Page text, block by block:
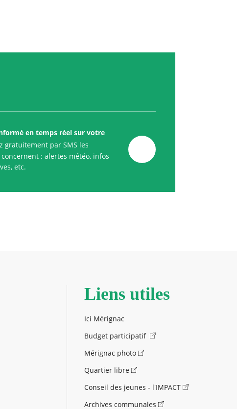
en temps réel sur votre
gratuitement par SMS les
: alertes météo, infos
etc.
Liens utiles
Ici Mérignac
Budget participatif
Mérignac photo
Quartier libre
Conseil des jeunes - l'IMPACT
Archives communales